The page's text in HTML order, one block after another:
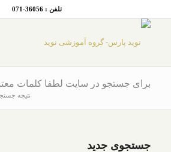
تلفن : 36056-071
برای جستجو در سایت لطفا کلمات
نتیجه
جستجوی جدید